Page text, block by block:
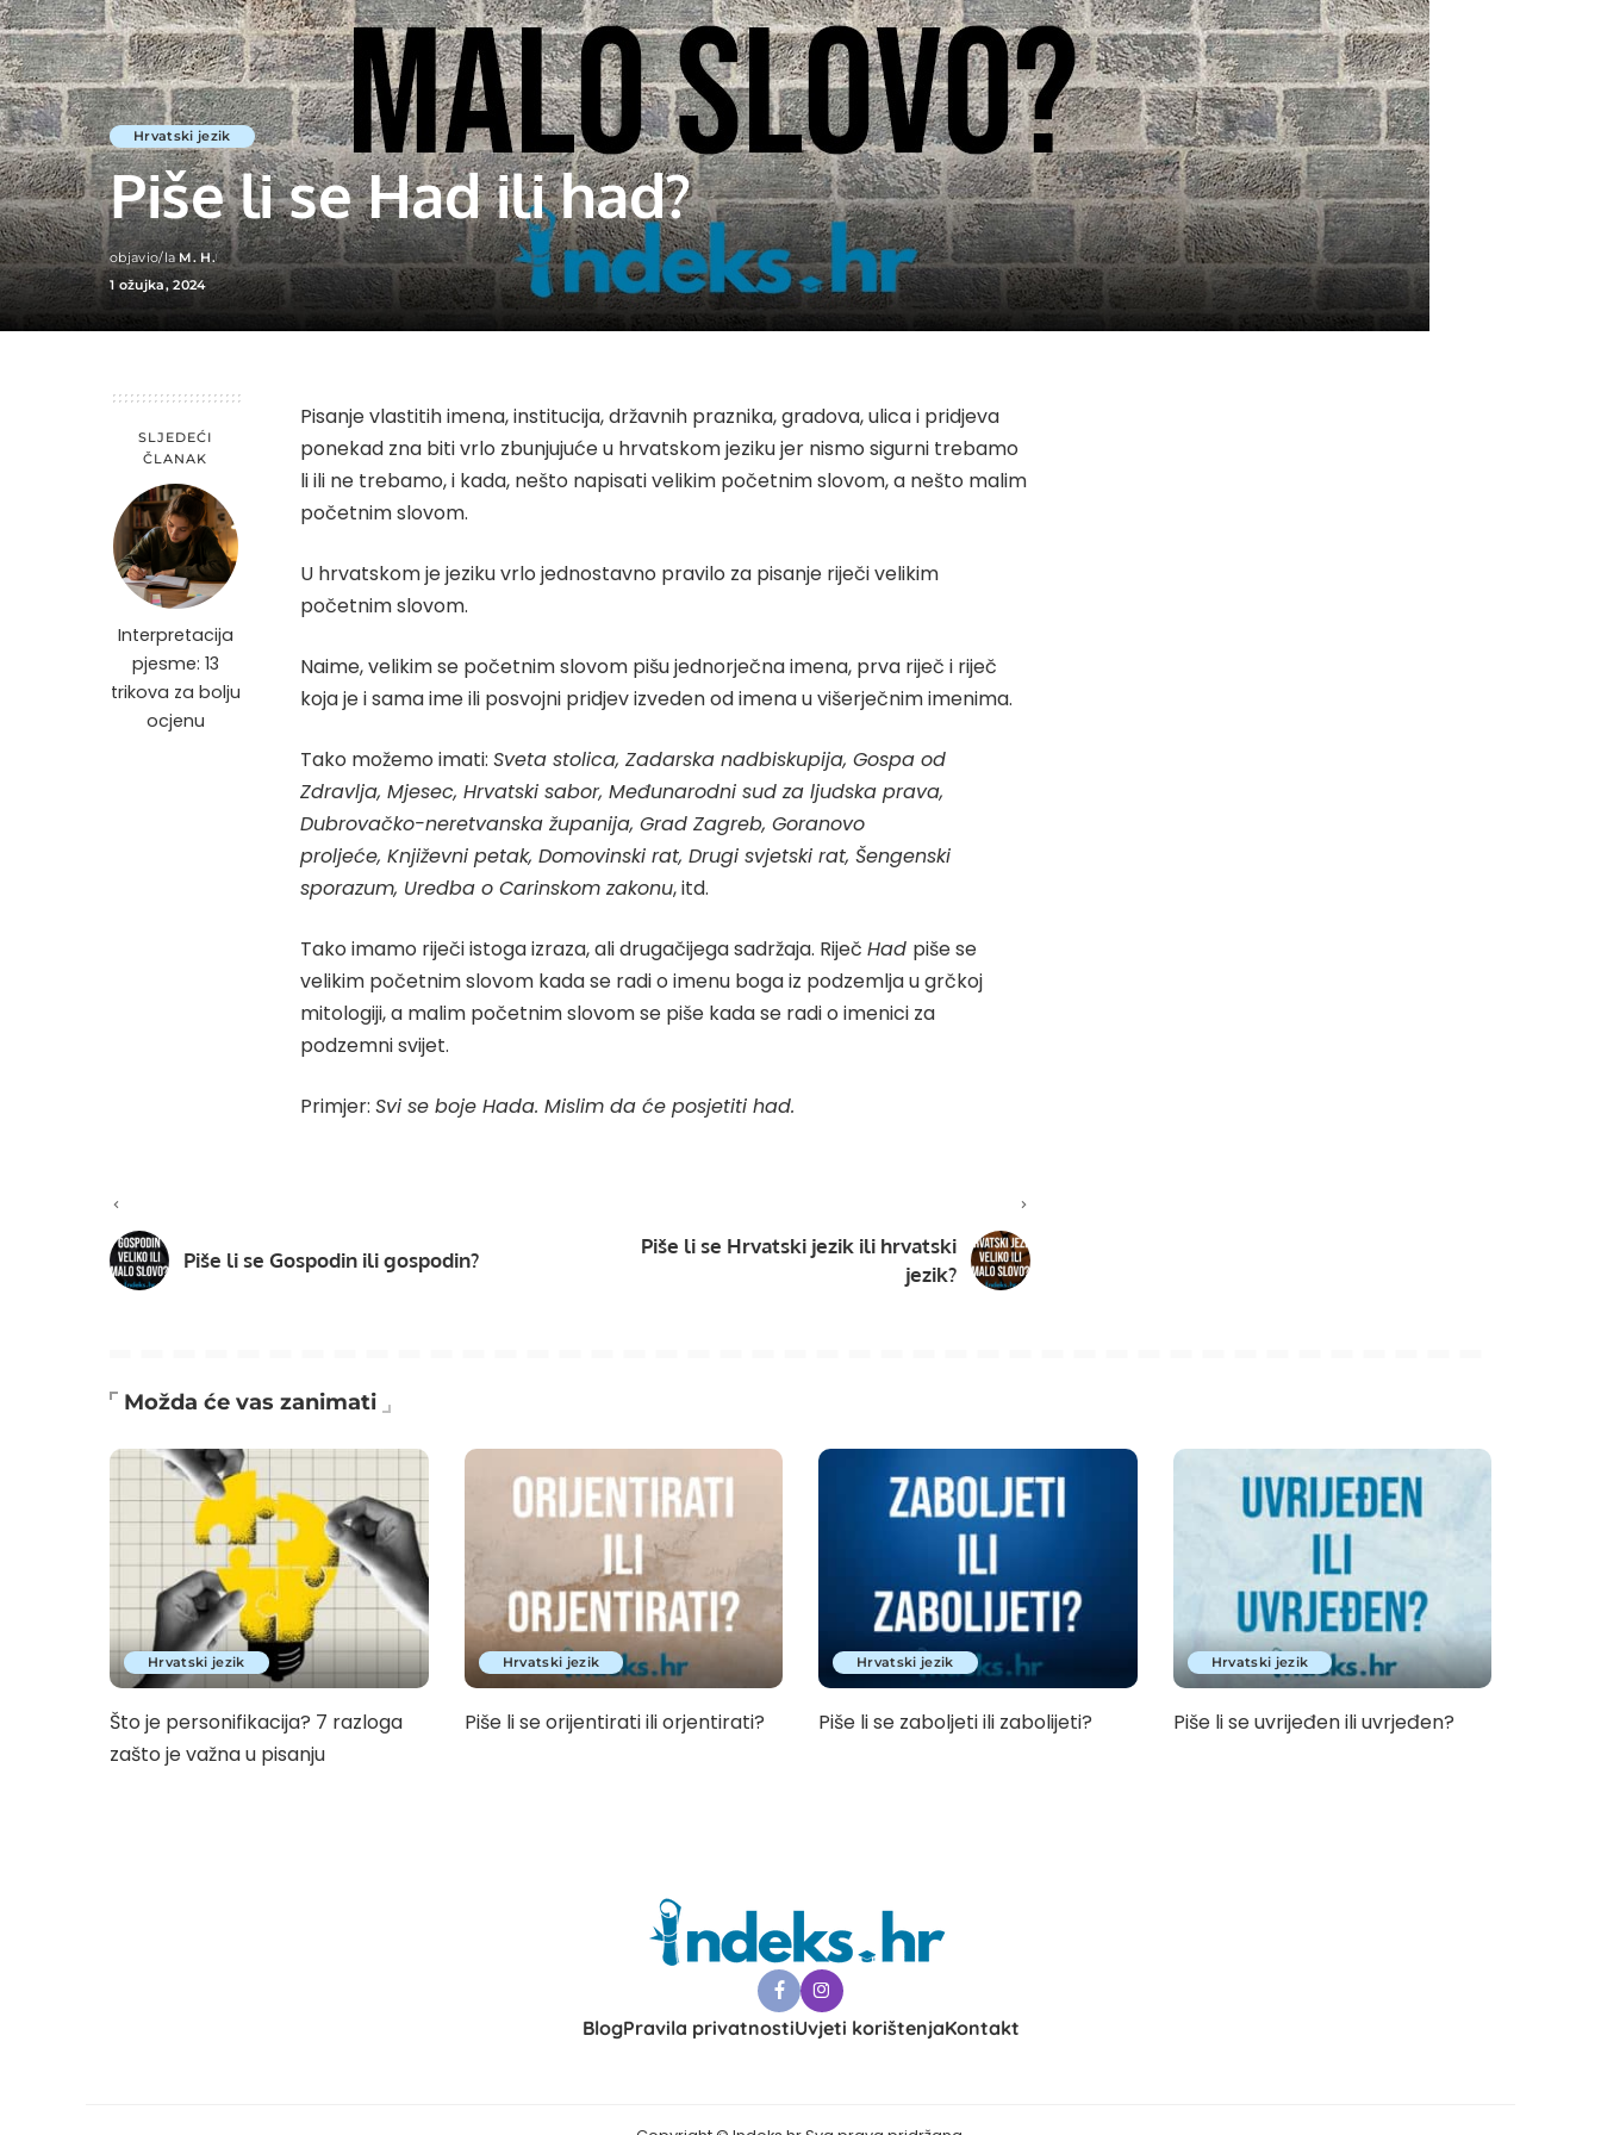
Hrvatski jezik
Piše li se Had ili had?
Posted
by
objavio/la M. H.
1 ožujka, 2024
SLJEDEĆI
ČLANAK
Interpretacija
pjesme: 13
trikova za bolju
ocjenu
Pisanje vlastitih imena, institucija, državnih praznika, gradova, ulica i pridjeva
ponekad zna biti vrlo zbunjujuće u hrvatskom jeziku jer nismo sigurni trebamo
li ili ne trebamo, i kada, nešto napisati velikim početnim slovom, a nešto malim
početnim slovom.
U hrvatskom je jeziku vrlo jednostavno pravilo za pisanje riječi velikim
početnim slovom.
Naime, velikim se početnim slovom pišu jednorječna imena, prva riječ i riječ
koja je i sama ime ili posvojni pridjev izveden od imena u višerječnim imenima.
Tako možemo imati: Sveta stolica, Zadarska nadbiskupija, Gospa od
Zdravlja, Mjesec, Hrvatski sabor, Međunarodni sud za ljudska prava,
Dubrovačko-neretvanska županija, Grad Zagreb, Goranovo
proljeće, Književni petak, Domovinski rat, Drugi svjetski rat, Šengenski
sporazum, Uredba o Carinskom zakonu, itd.
Tako imamo riječi istoga izraza, ali drugačijega sadržaja. Riječ Had piše se
velikim početnim slovom kada se radi o imenu boga iz podzemlja u grčkoj
mitologiji, a malim početnim slovom se piše kada se radi o imenici za
podzemni svijet.
Primjer: Svi se boje Hada. Mislim da će posjetiti had.
Piše li se Gospodin ili gospodin?
Piše li se Hrvatski jezik ili hrvatski
jezik?
Možda će vas zanimati
Hrvatski jezik
Što je personifikacija? 7 razloga
zašto je važna u pisanju
Hrvatski jezik
Piše li se orijentirati ili orjentirati?
Hrvatski jezik
Piše li se zaboljeti ili zabolijeti?
Hrvatski jezik
Piše li se uvrijeđen ili uvrjeđen?
BlogPravila privatnostiUvjeti korištenjaKontakt